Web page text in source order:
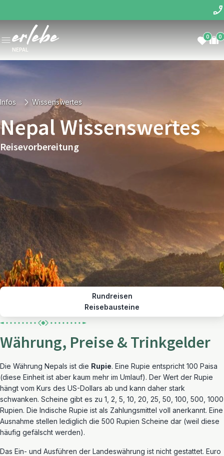
NEPAL
0 0
Infos Wissenswertes
Nepal Wissenswertes
Reisevorbereitung
Rundreisen
Reisebausteine
Währung, Preise & Trinkgelder
Die Währung Nepals ist die Rupie. Eine Rupie entspricht 100 Paisa
(diese Einheit ist aber kaum mehr im Umlauf). Der Wert der Rupie
hängt vom Kurs des US-Dollars ab und kann daher stark
schwanken. Scheine gibt es zu 1, 2, 5, 10, 20, 25, 50, 100, 500, 1000
Rupien. Die Indische Rupie ist als Zahlungsmittel voll anerkannt. Eine
Ausnahme stellen lediglich die 500 Rupien Scheine dar (weil diese
häufig gefälscht werden).
Das Ein- und Ausführen der Landeswährung ist nicht gestattet. Euro